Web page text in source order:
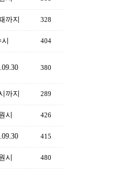
까지 328
404
380
까지 289
시 426
415
시 480